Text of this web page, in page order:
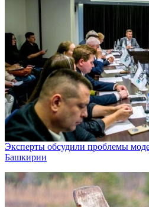
Эксперты обсудили проблемы
Башкирии